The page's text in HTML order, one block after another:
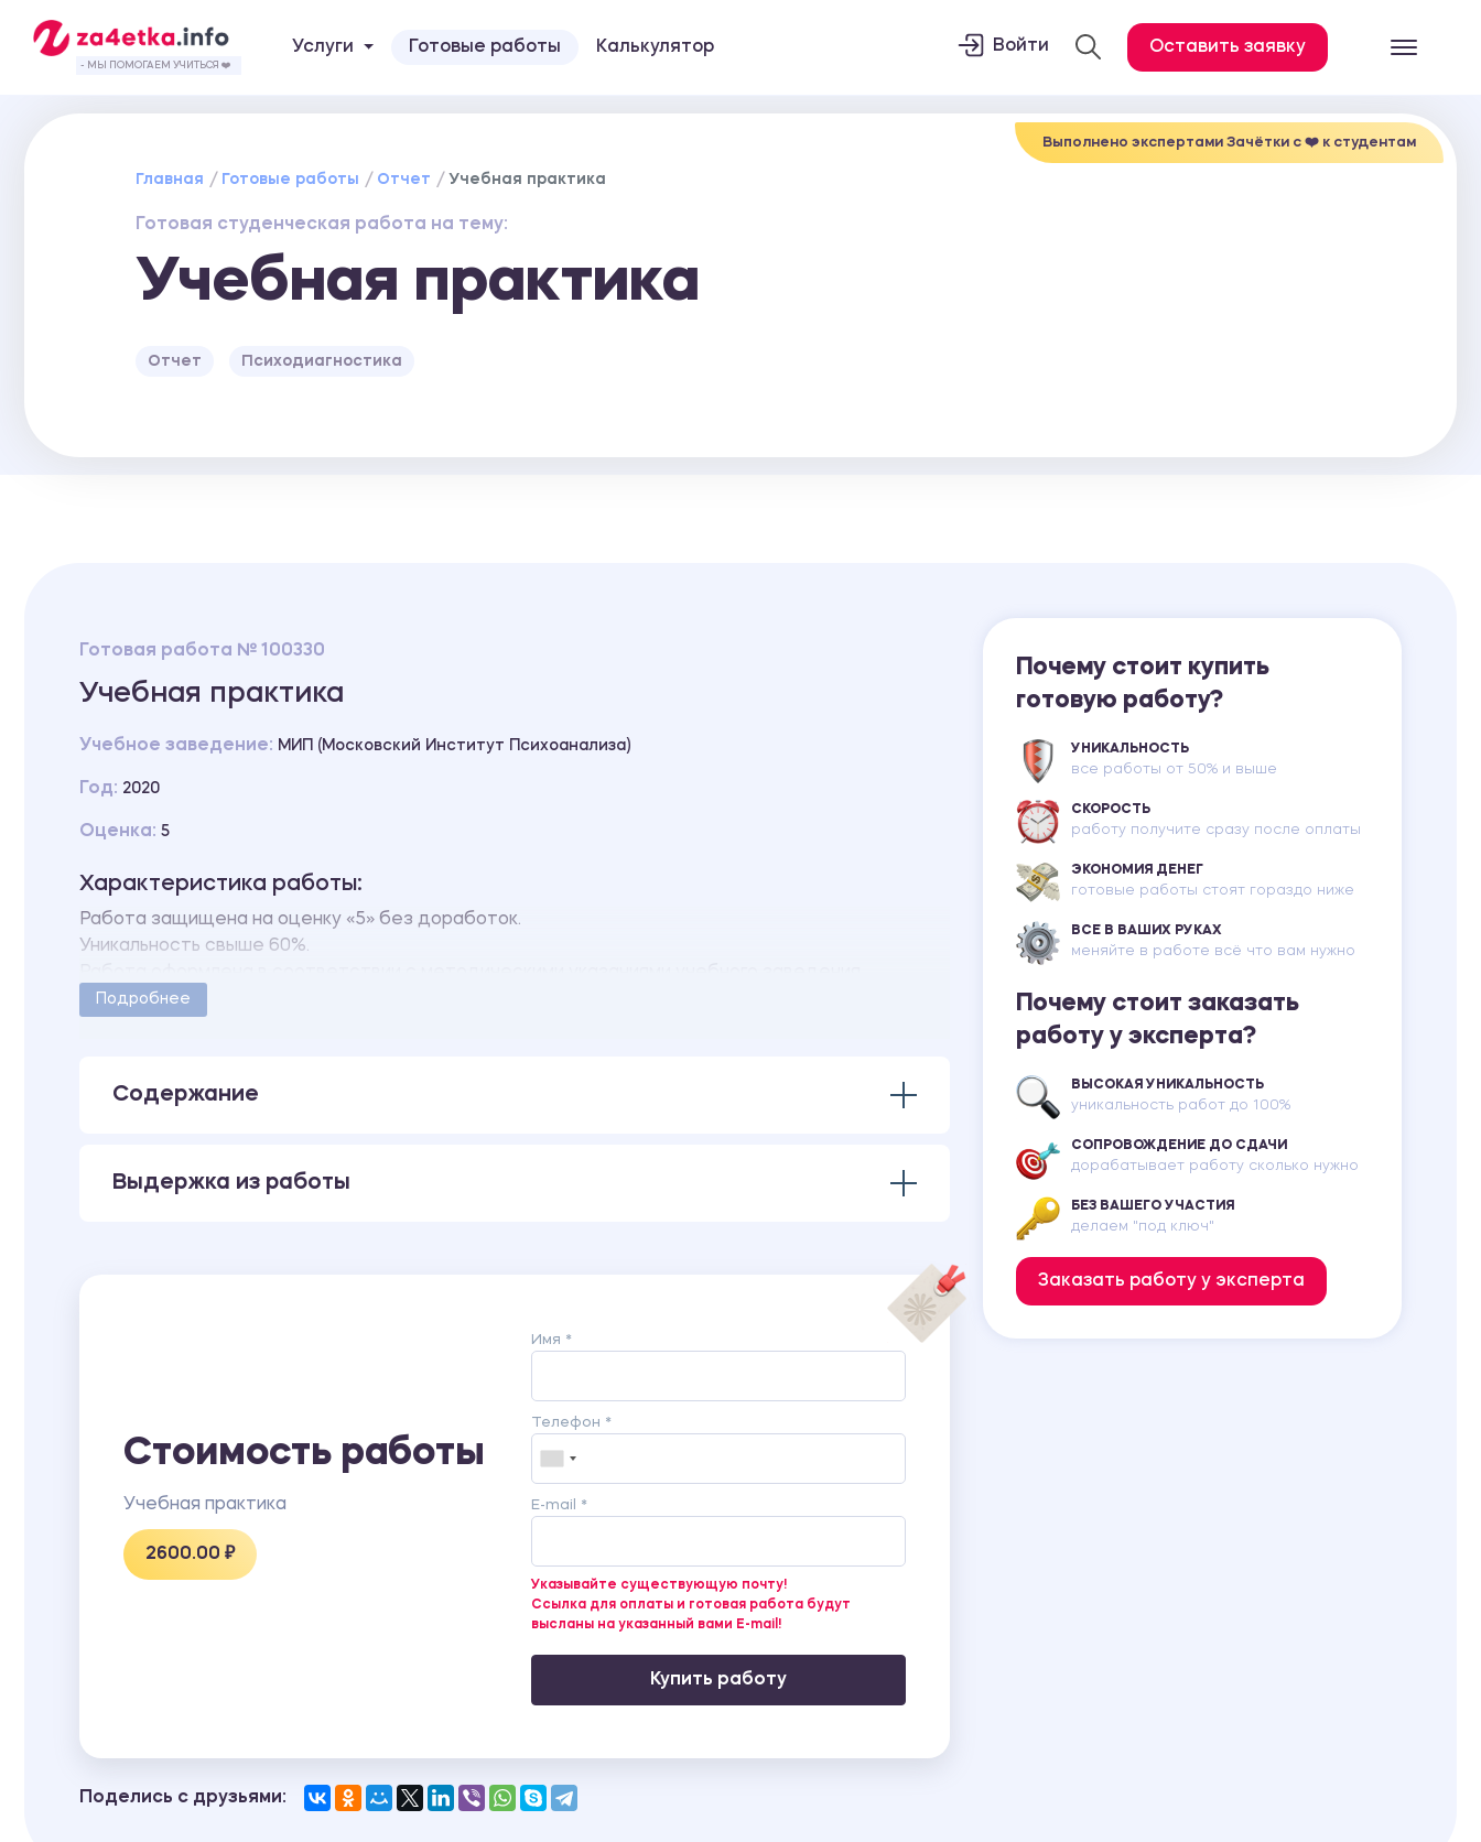
Все услуги
- МЫ ПОМОГАЕМ УЧИТЬСЯ ❤️
Услуги Готовые работы Калькулятор Войти Оставить заявку
Выполнено экспертами Зачётки c ❤️ к студентам
Главная Готовые работы Отчет Учебная практика
Готовая студенческая работа на тему:
Учебная практика
Отчет Психодиагностика
Готовая работа № 100330
Учебная практика
Учебное заведение: МИП (Московский Институт Психоанализа)
Год: 2020
Оценка: 5
Характеристика работы:
Работа защищена на оценку «5» без доработок.
Уникальность свыше 60%.
Количество страниц - 22.
Подробнее
Содержание
Выдержка из работы
Стоимость работы
Учебная практика
2600.00 ₽
Имя *
Телефон *
E-mail *
Указывайте существующую почту!
Ссылка для оплаты и готовая работа будут
высланы на указанный вами E-mail!
Купить работу
Почему стоит купить
готовую работу?
УНИКАЛЬНОСТЬ
все работы от 50% и выше
СКОРОСТЬ
работу получите сразу после оплаты
ЭКОНОМИЯ ДЕНЕГ
готовые работы стоят гораздо ниже
ВСЕ В ВАШИХ РУКАХ
меняйте в работе всё что вам нужно
Почему стоит заказать
работу у эксперта?
ВЫСОКАЯ УНИКАЛЬНОСТЬ
уникальность работ до 100%
СОПРОВОЖДЕНИЕ ДО СДАЧИ
дорабатывает работу сколько нужно
БЕЗ ВАШЕГО УЧАСТИЯ
делаем "под ключ"
Заказать работу у эксперта
Поделись с друзьями: